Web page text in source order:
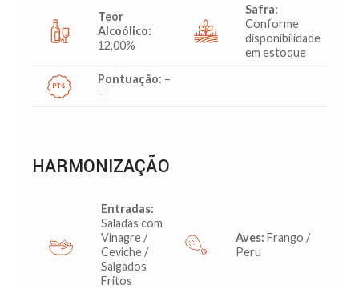
Teor
Alcoólico:
12,00%
Safra:
Conforme
disponibilidade
em estoque
Pontuação: –
–
HARMONIZAÇÃO
Entradas:
Saladas com
Vinagre /
Ceviche /
Salgados
Fritos
Aves: Frango /
Peru